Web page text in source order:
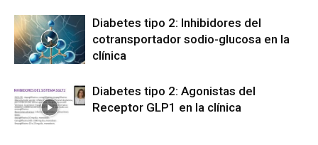
Diabetes tipo 2: Inhibidores del
cotransportador sodio-glucosa en la
clínica
Diabetes tipo 2: Agonistas del
Receptor GLP1 en la clínica